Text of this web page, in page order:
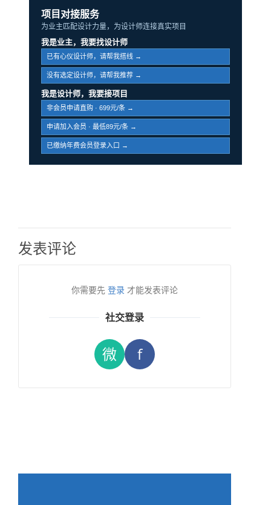
项目对接服务
为业主匹配设计力量，为设计师连接真实项目
我是业主，我要找设计师
已有心仪设计师，请帮我搭线 →
没有选定设计师，请帮我推荐 →
我是设计师，我要接项目
非会员申请直购 · 699元/条 →
申请加入会员 · 最低89元/条 →
已缴纳年费会员登录入口 →
发表评论
你需要先 登录 才能发表评论
社交登录
微 f